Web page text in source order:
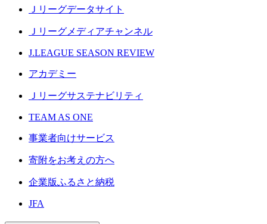
Ｊリーグデータサイト
Ｊリーグメディアチャンネル
J.LEAGUE SEASON REVIEW
アカデミー
Ｊリーグサステナビリティ
TEAM AS ONE
事業者向けサービス
寄附をお考えの方へ
企業版ふるさと納税
JFA